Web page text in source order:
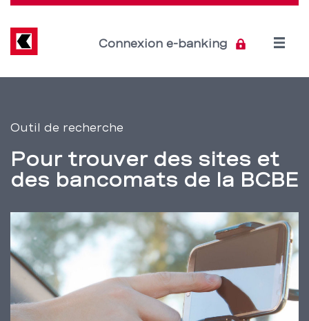
nos
sites
et
nos
bancomats
–
BCBE
Direkt
Inhalt
Connexion e-banking
Open
navigation
de
service
Outil de recherche
Pour trouver des sites et
des bancomats de la BCBE